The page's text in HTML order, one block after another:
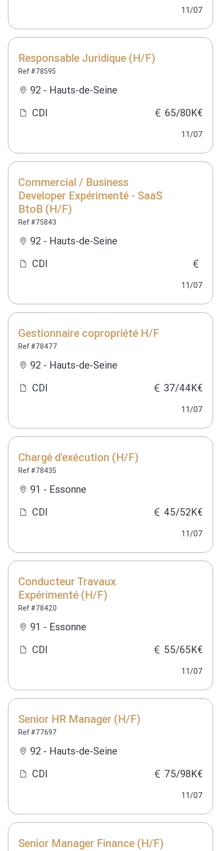
11/07
Responsable Juridique (H/F)
Ref #78595
92 - Hauts-de-Seine
CDI
65/80K€
11/07
Commercial / Business
Developer Expérimenté - SaaS
BtoB (H/F)
Ref #75843
92 - Hauts-de-Seine
CDI
11/07
Gestionnaire copropriété H/F
Ref #78477
92 - Hauts-de-Seine
CDI
37/44K€
11/07
Chargé d'exécution (H/F)
Ref #78435
91 - Essonne
CDI
45/52K€
11/07
Conducteur Travaux
Expérimenté (H/F)
Ref #78420
91 - Essonne
CDI
55/65K€
11/07
Senior HR Manager (H/F)
Ref #77697
92 - Hauts-de-Seine
CDI
75/98K€
11/07
Senior Manager Finance (H/F)